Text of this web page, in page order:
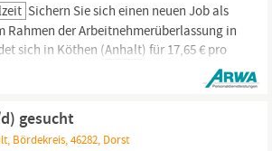
Sichern Sie sich einen neuen Job als
Rahmen der Arbeitnehmerüberlassung in
sich in Köthen (Anhalt) für 17,65 € pro
für den Job Entlohnung gemäß DGB-
Langfristiger Einsatz im
Aufgaben Be- und Entladung der...
gesucht
Bördekreis, 46282, Dorst